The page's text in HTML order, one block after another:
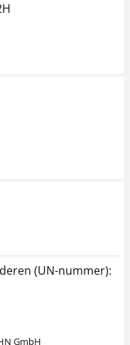
(UN-nummer):
GmbH